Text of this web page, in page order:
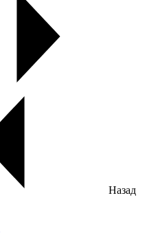
Назад